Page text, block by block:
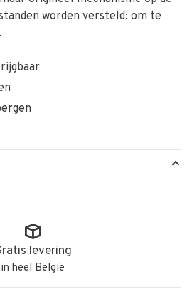
worden versteld: om te
levering
in heel België